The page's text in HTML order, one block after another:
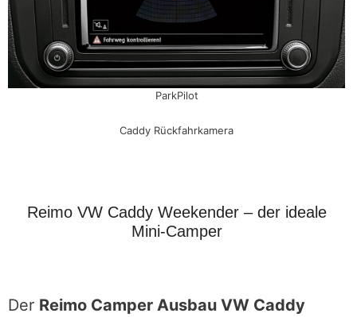
ParkPilot
Caddy Rückfahrkamera
Reimo VW Caddy Weekender – der ideale
Mini-Camper
Der Reimo Camper Ausbau VW Caddy